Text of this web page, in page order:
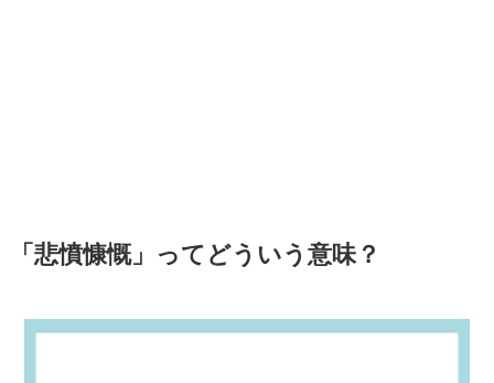
「悲憤慷慨」ってどういう意味？